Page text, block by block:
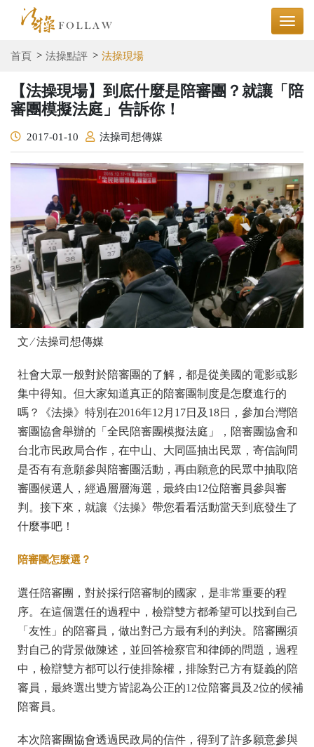
首頁 法操點評 法操現場
【法操現場】到底什麼是陪審團？就讓「陪
審團模擬法庭」告訴你！
2017-01-10 法操司想傳媒
文 ∕ 法操司想傳媒
社會大眾一般對於陪審團的了解，都是從美國的電影或影
集中得知。但大家知道真正的陪審團制度是怎麼進行的
嗎？《法操》特別在2016年12月17日及18日，參加台灣陪
審團協會舉辦的「全民陪審團模擬法庭」，陪審團協會和
台北市民政局合作，在中山、大同區抽出民眾，寄信詢問
是否有有意願參與陪審團活動，再由願意的民眾中抽取陪
審團候選人，經過層層海選，最終由12位陪審員參與審
判。接下來，就讓《法操》帶您看看活動當天到底發生了
什麼事吧！
陪審團怎麼選？
選任陪審團，對於採行陪審制的國家，是非常重要的程
序。在這個選任的過程中，檢辯雙方都希望可以找到自己
「友性」的陪審員，做出對己方最有利的判決。陪審團須
對自己的背景做陳述，並回答檢察官和律師的問題，過程
中，檢辯雙方都可以行使排除權，排除對己方有疑義的陪
審員，最終選出雙方皆認為公正的12位陪審員及2位的候補
陪審員。
本次陪審團協會透過民政局的信件，得到了許多願意參與